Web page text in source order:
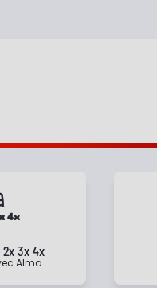
3x 4x
Alma